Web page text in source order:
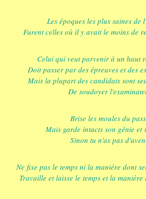
Les époques les plus saines de
Furent celles où il y avait le moins de
Celui qui veut parvenir à un haut
Doit passer par des épreuves et des
Mais la plupart des candidats sont
De soudoyer
Brise les moules du
Mais garde intacts son génie et
Sinon tu n'as pas
Ne fixe pas le temps ni la manière dont
Travaille et laisse le temps et la